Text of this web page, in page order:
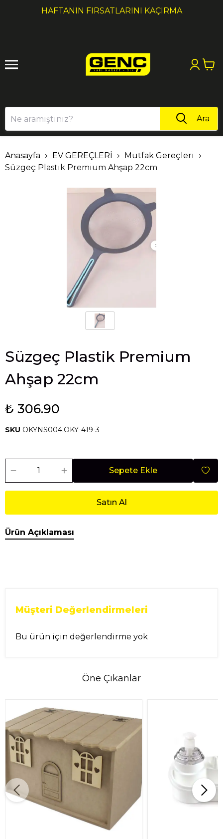
HAFTANIN FIRSATLARINI KAÇIRMA
1 2
Ara
Anasayfa EV GEREÇLERİ
Mutfak Gereçleri
Süzgeç Plastik Premium Ahşap 22cm
Süzgeç Plastik Premium
Ahşap 22cm
₺ 306.90
SKU OKYNS004.OKY-419-3
Sepete Ekle
Satın Al
Ürün Açıklaması
Müşteri Değerlendirmeleri
Bu ürün için değerlendirme yok
Öne Çıkanlar